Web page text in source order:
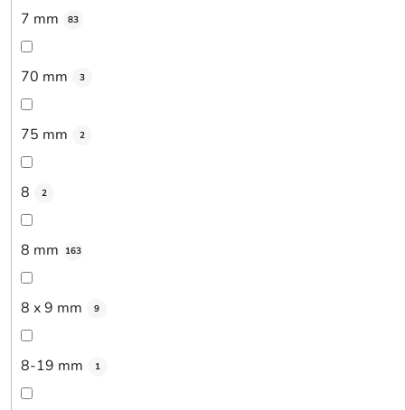
7 mm 83
70 mm 3
75 mm 2
8 2
8 mm 163
8 x 9 mm 9
8-19 mm 1